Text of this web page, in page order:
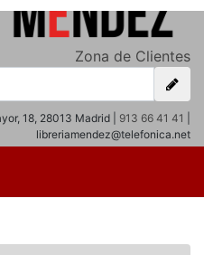
Zona de Clientes
18, 28013 Madrid | 913 66 41 41
libreriamendez@telefonica.net